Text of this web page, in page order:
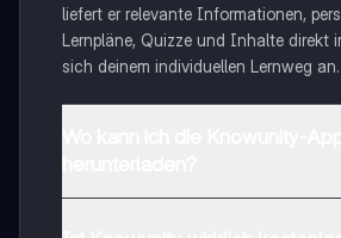
liefert er relevante Informationen,
Lernpläne, Quizze und Inhalte direkt
sich deinem individuellen Lernweg an.